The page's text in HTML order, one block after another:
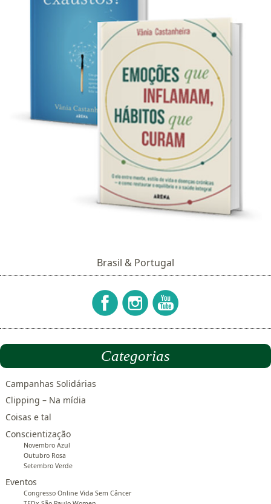
Brasil & Portugal
Categorias
Campanhas Solidárias
Clipping – Na mídia
Coisas e tal
Conscientização
Novembro Azul
Outubro Rosa
Setembro Verde
Eventos
Congresso Online Vida Sem Câncer